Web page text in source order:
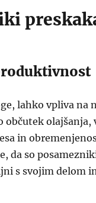
lahko vpliva na
olajšanja,
in
da so
s svojim delom